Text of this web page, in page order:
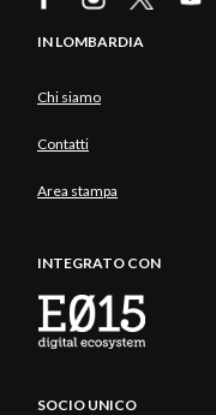
IN LOMBARDIA
Chi siamo
Contatti
Area stampa
INTEGRATO CON
SOCIO UNICO